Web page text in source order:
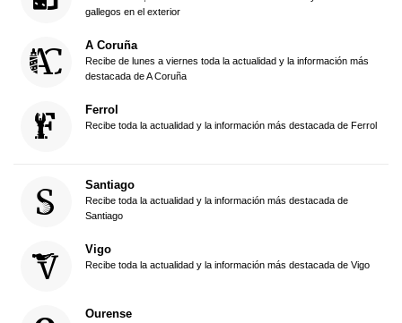
gallegos en el exterior
A Coruña
Recibe de lunes a viernes toda la actualidad y la información más
destacada de A Coruña
Ferrol
Recibe toda la actualidad y la información más destacada de Ferrol
Santiago
Recibe toda la actualidad y la información más destacada de
Santiago
Vigo
Recibe toda la actualidad y la información más destacada de Vigo
Ourense